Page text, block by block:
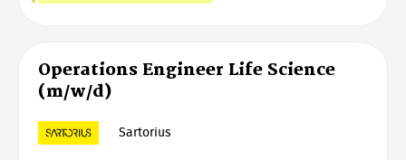
Operations Engineer Life Science
(m/w/d)
Sartorius